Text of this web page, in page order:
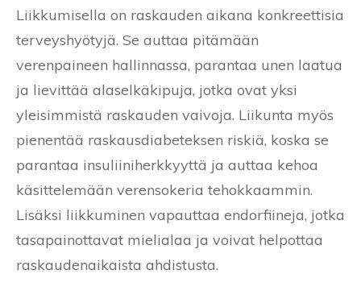
Liikkumisella on raskauden aikana konkreettisia
terveyshyötyjä. Se auttaa pitämään
verenpaineen hallinnassa, parantaa unen laatua
ja lievittää alaselkäkipuja, jotka ovat yksi
yleisimmistä raskauden vaivoja. Liikunta myös
pienentää raskausdiabeteksen riskiä, koska se
parantaa insuliiniherkkyyttä ja auttaa kehoa
käsittelemään verensokeria tehokkaammin.
Lisäksi liikkuminen vapauttaa endorfiineja, jotka
tasapainottavat mielialaa ja voivat helpottaa
raskaudenaikaista ahdistusta.